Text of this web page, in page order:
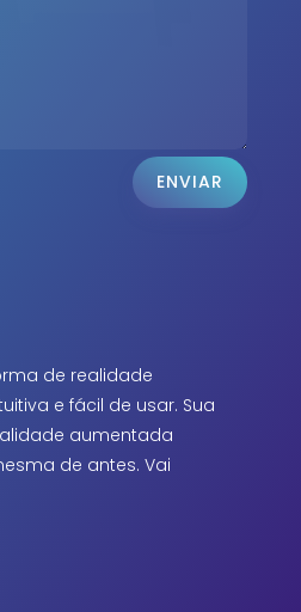
ENVIAR
de realidade
e fácil de usar. Sua
aumentada
de antes. Vai